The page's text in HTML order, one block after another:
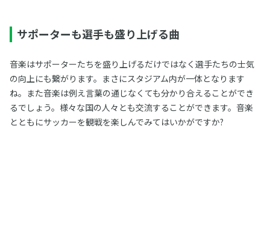
サポーターも選手も盛り上げる曲
音楽はサポーターたちを盛り上げるだけではなく選手たちの士気
の向上にも繋がります。まさにスタジアム内が一体となります
ね。また音楽は例え言葉の通じなくても分かり合えることができ
るでしょう。様々な国の人々とも交流することができます。音楽
とともにサッカーを観戦を楽しんでみてはいかがですか?